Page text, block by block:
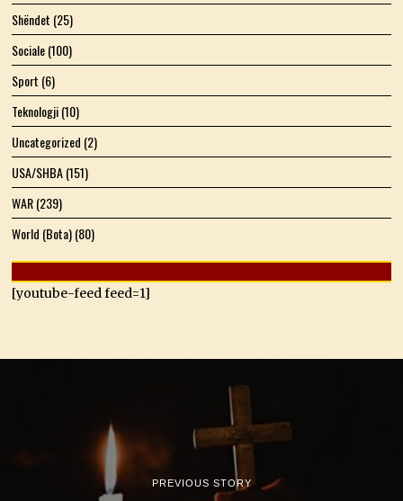
Shëndet (25)
Sociale(100)
Sport (6)
Teknologji(10)
Uncategorized (2)
USA/SHBA(151)
WAR(239)
World (Bota)(80)
[youtube-feed feed=1]
PREVIOUS STORY